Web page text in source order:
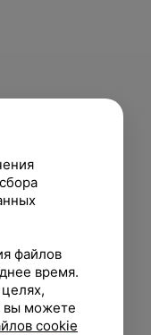
файлов
время.
вы можете
cookie